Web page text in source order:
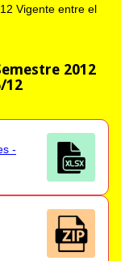
Vigente entre el
2012
12
-